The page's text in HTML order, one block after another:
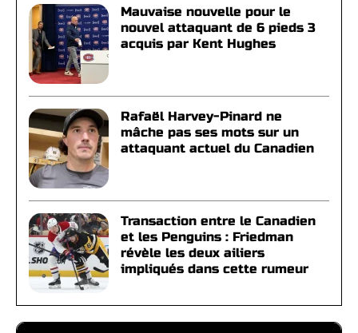
Mauvaise nouvelle pour le
nouvel attaquant de 6 pieds 3
acquis par Kent Hughes
Rafaël Harvey-Pinard ne
mâche pas ses mots sur un
attaquant actuel du Canadien
Transaction entre le Canadien
et les Penguins : Friedman
révèle les deux ailiers
impliqués dans cette rumeur